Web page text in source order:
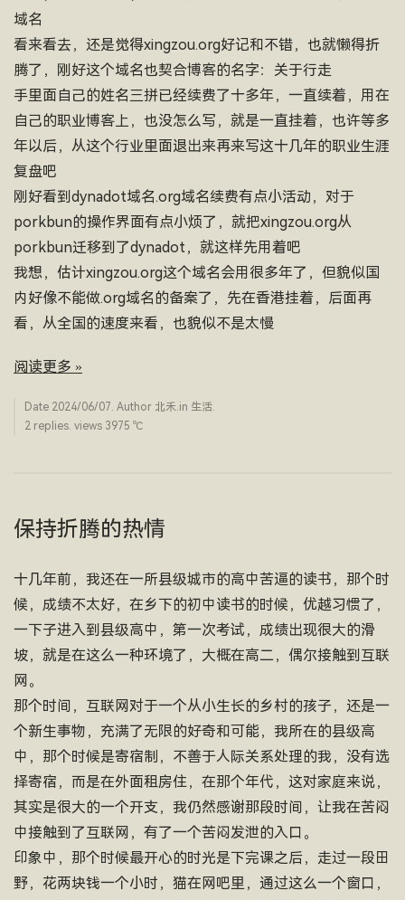
域名
看来看去，还是觉得xingzou.org好记和不错，也就懒得折
腾了，刚好这个域名也契合博客的名字：关于行走
手里面自己的姓名三拼已经续费了十多年，一直续着，用在
自己的职业博客上，也没怎么写，就是一直挂着，也许等多
年以后，从这个行业里面退出来再来写这十几年的职业生涯
复盘吧
刚好看到dynadot域名.org域名续费有点小活动，对于
porkbun的操作界面有点小烦了，就把xingzou.org从
porkbun迁移到了dynadot，就这样先用着吧
我想，估计xingzou.org这个域名会用很多年了，但貌似国
内好像不能做.org域名的备案了，先在香港挂着，后面再
看，从全国的速度来看，也貌似不是太慢
阅读更多 »
Date 2024/06/07. Author 北禾.in 生活.
2 replies. views 3975 ­℃
保持折腾的热情
十几年前，我还在一所县级城市的高中苦逼的读书，那个时
候，成绩不太好，在乡下的初中读书的时候，优越习惯了，
一下子进入到县级高中，第一次考试，成绩出现很大的滑
坡，就是在这么一种环境了，大概在高二，偶尔接触到互联
网。
那个时间，互联网对于一个从小生长的乡村的孩子，还是一
个新生事物，充满了无限的好奇和可能，我所在的县级高
中，那个时候是寄宿制，不善于人际关系处理的我，没有选
择寄宿，而是在外面租房住，在那个年代，这对家庭来说，
其实是很大的一个开支，我仍然感谢那段时间，让我在苦闷
中接触到了互联网，有了一个苦闷发泄的入口。
印象中，那个时候最开心的时光是下完课之后，走过一段田
野，花两块钱一个小时，猫在网吧里，通过这么一个窗口，